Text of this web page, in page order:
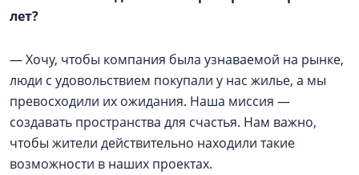
лет?
— Хочу, чтобы компания была узнаваемой на рынке,
люди с удовольствием покупали у нас жилье, а мы
превосходили их ожидания. Наша миссия —
создавать пространства для счастья. Нам важно,
чтобы жители действительно находили такие
возможности в наших проектах.